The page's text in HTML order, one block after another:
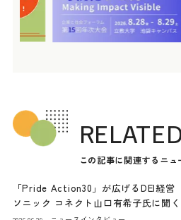
この記事に関連するニュ
「Pride Action30」が広げるDEI経
ソニック コネクト山口有希子氏に聞く